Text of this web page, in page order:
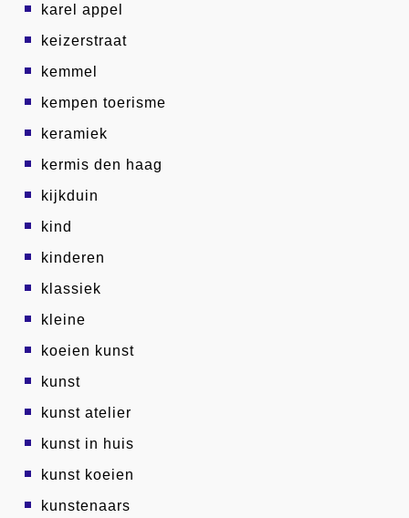
karel appel
keizerstraat
kemmel
kempen toerisme
keramiek
kermis den haag
kijkduin
kind
kinderen
klassiek
kleine
koeien kunst
kunst
kunst atelier
kunst in huis
kunst koeien
kunstenaars